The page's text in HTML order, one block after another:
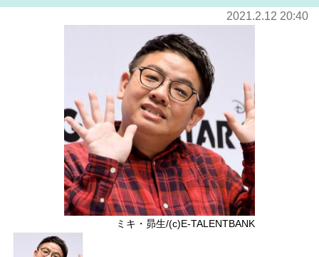
2021.2.12 20:40
ミキ・昴生/(c)E-TALENTBANK